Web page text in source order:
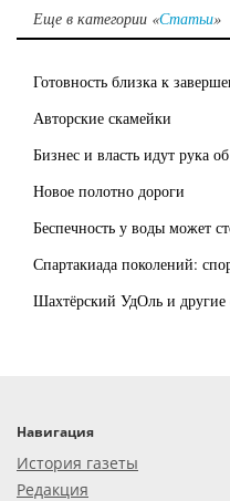
Еще в категории «Статьи»
Готовность близка к
Авторские скамейки
Бизнес и власть идут рука
Новое полотно дороги
Беспечность у воды может
Спартакиада поколений:
Шахтёрский УдОль и другие
Навигация
История газеты
Редакция